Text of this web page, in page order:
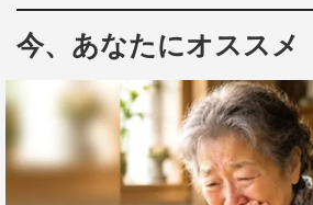
今、あなたにオススメ